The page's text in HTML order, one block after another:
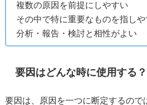
複数の原因を前提にしやすい
その中で特に重要なものを指しや
分析・報告・検討と相性がよい
要因はどんな時に使用する？
要因は、原因を一つに断定するので